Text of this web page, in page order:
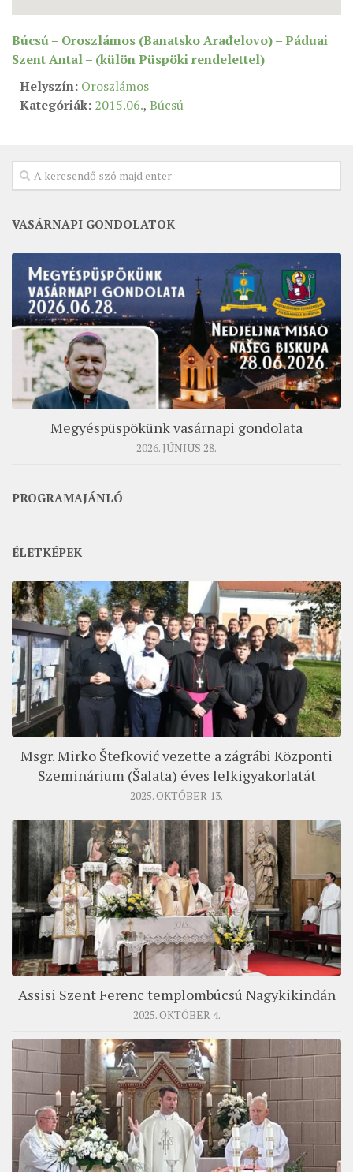
ZSINATI IRODA
ZSINATI TAGOK
PASZTORÁLSZOCIOLÓGIAI FELMÉRÉS
MEGKÖZELÍTÉSBEN
Búcsú – Oroszlámos (Banatsko Arađelovo) – Páduai
Szent Antal – (külön Püspöki rendelettel)
Helyszín: Oroszlámos
Kategóriák: 2015.06., Búcsú
VASÁRNAPI GONDOLATOK
Megyéspüspökünk vasárnapi gondolata
2026. JÚNIUS 28.
PROGRAMAJÁNLÓ
ÉLETKÉPEK
Msgr. Mirko Štefković vezette a zágrábi Központi
Szeminárium (Šalata) éves lelkigyakorlatát
2025. OKTÓBER 13.
Assisi Szent Ferenc templombúcsú Nagykikindán
2025. OKTÓBER 4.